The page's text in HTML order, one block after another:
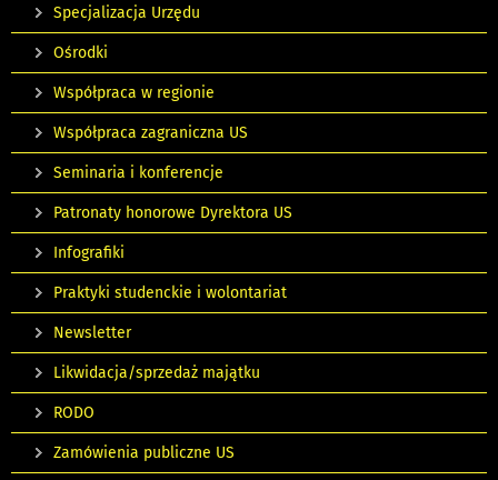
Specjalizacja Urzędu
Ośrodki
Współpraca w regionie
Współpraca zagraniczna US
Seminaria i konferencje
Patronaty honorowe Dyrektora US
Infografiki
Praktyki studenckie i wolontariat
Newsletter
Likwidacja/sprzedaż majątku
RODO
Zamówienia publiczne US